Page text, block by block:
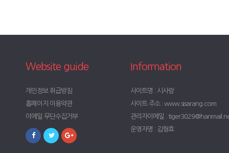
Website guide
개인정보 취급방침
홈페이지 이용약관
이메일 무단수집거부
Information
사이트명 : 시사랑
사이트 주소 : www.sisarang.com
관리자이메일 :
운영자명 : 김형효